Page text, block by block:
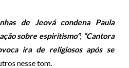
de Jeová condena Paula
sobre espiritismo”; “Cantora
ira de religiosos após se
nesse tom.